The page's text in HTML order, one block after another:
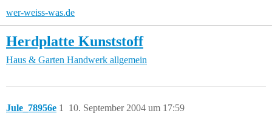
wer-weiss-was.de
Herdplatte Kunststoff
Haus & Garten Handwerk allgemein
Jule_78956e 10. September 2004 um 17:59
1